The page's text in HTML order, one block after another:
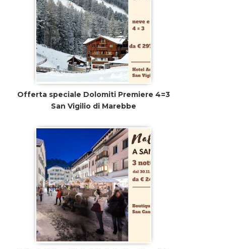
Offerta speciale Dolomiti Premiere 4=3
San Vigilio di Marebbe